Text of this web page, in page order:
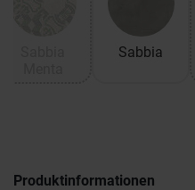
Sabbia
Produktinformationen